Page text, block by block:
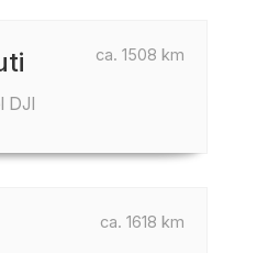
ca. 1508 km
DJI
ca. 1618 km